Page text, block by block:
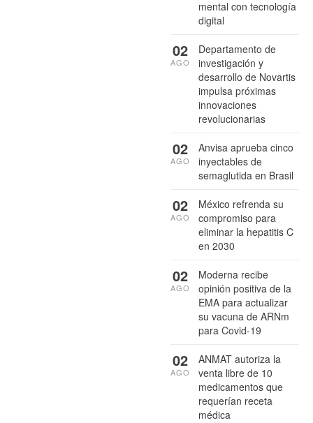
mental con tecnología
digital
Departamento de
investigación y
desarrollo de Novartis
impulsa próximas
innovaciones
revolucionarias
02
AGO
Anvisa aprueba cinco
inyectables de
semaglutida en Brasil
02
AGO
México refrenda su
compromiso para
eliminar la hepatitis C
en 2030
02
AGO
Moderna recibe
opinión positiva de la
EMA para actualizar
su vacuna de ARNm
para Covid-19
02
AGO
ANMAT autoriza la
venta libre de 10
medicamentos que
requerían receta
médica
02
AGO